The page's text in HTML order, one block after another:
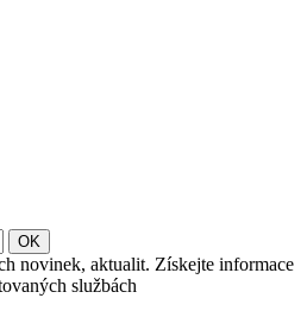
novinek, aktualit. Získejte informace
službách